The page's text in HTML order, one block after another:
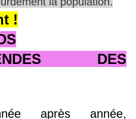
!
DES
après année,